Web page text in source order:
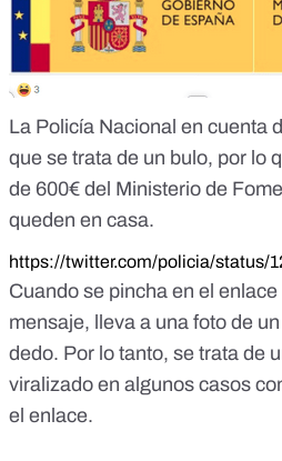
La Policía Nacional en cuenta
que se trata de un bulo, por lo
de 600€ del Ministerio de
queden en casa.
https://twitter.com/policia/status/
Cuando se pincha en el enlace
mensaje, lleva a una foto de
dedo. Por lo tanto, se trata de
viralizado en algunos casos
el enlace.